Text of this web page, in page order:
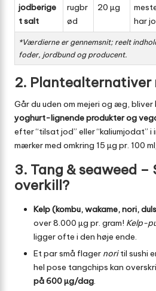
jodberige
t salt
rugbr
ød
20 µg
har
*Værdierne er gennemsnit; reelt
foder, jordbund og producent.
2. Plantealternativer
Går du uden om mejeri og æg, bliver
yoghurt-lignende produkter og
efter “tilsat jod” eller “kaliumjodat”
mærker med omkring 15 µg pr. 100
3. Tang & seaweed –
overkill?
Kelp (kombu, wakame, nori,
over 8.000 µg pr. gram! Kelp-
ligger ofte i den høje ende.
Et par små flager noritil sushi
hel pose tangchips kan
på 600 µg/dag.